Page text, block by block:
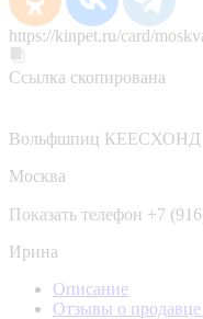
https://kinpet.ru/card/
Ссылка скопирована
Вольфшпиц КЕЕСХОНД
Москва
Показать телефон +7
Ирина
Описание
Отзывы о продавце